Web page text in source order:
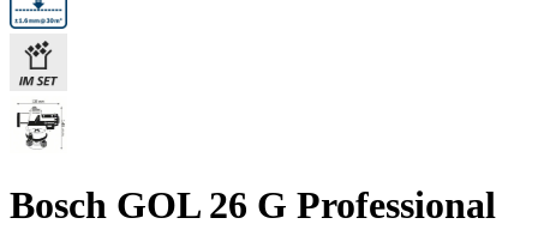
Bosch GOL 26 G Professional